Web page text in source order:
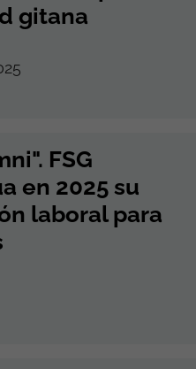
gitana
FSG
en 2025 su
laboral para